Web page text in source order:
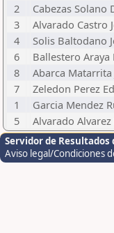
2
Cabezas Solano
3
Alvarado Castro
4
Solis Baltodano
6
Ballestero
8
Abarca Matarrita
7
Zeledon Perez
1
Garcia Mendez
5
Alvarado
Servidor de Resultados
Aviso legal/Condiciones